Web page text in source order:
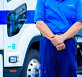
クの運転
資格取得補
て中型車の
た。